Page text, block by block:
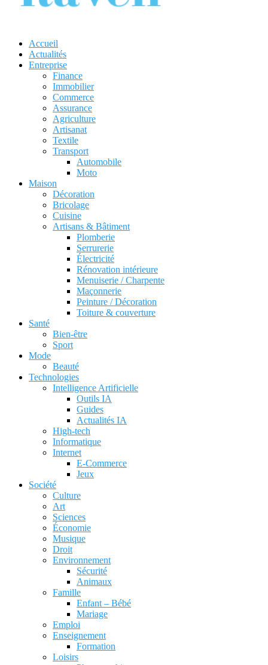
Accueil
Actualités
Entreprise
Finance
Immobilier
Commerce
Assurance
Agriculture
Artisanat
Textile
Transport
Automobile
Moto
Maison
Décoration
Bricolage
Cuisine
Artisans & Bâtiment
Plomberie
Serrurerie
Électricité
Rénovation intérieure
Menuiserie / Charpente
Maçonnerie
Peinture / Décoration
Toiture & couverture
Santé
Bien-être
Sport
Mode
Beauté
Technologies
Intelligence Artificielle
Outils IA
Guides
Actualités IA
High-tech
Informatique
Internet
E-Commerce
Jeux
Société
Culture
Art
Sciences
Économie
Musique
Droit
Environnement
Sécurité
Animaux
Famille
Enfant – Bébé
Mariage
Emploi
Enseignement
Formation
Loisirs